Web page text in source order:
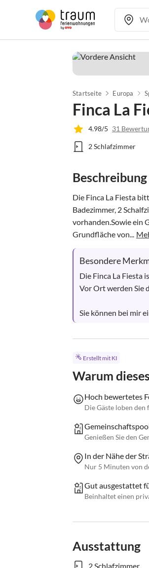
Startseite Europa
Finca La
4.98/5 31
2 Schlafzimmer
Beschreibung
Die Finca La Fiesta
Badezimmer, 2
vorhanden.Sowie ein
Grundfläche von...
Besondere
Die Finca La Fiesta
Vor Ort werden Sie
Sie können bei mir
Erstellt mit KI
Warum
Hoch bewertetes
Die Gäste loben den
Genießen Sie den
In der Nähe der
Nur 5 Minuten von
Gut ausgestattet
Beinhaltet einen
Ausstattung
2 Schlafzimmer